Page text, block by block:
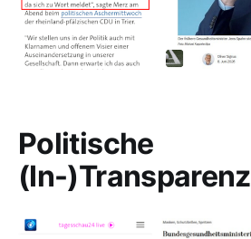
Politische
(In-)Transparenz